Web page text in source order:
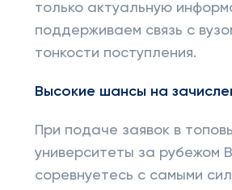
только актуальную
поддерживаем связь с
тонкости поступления.
Высокие шансы на
При подаче заявок в
университеты за рубежом
соревнуетесь с самыми